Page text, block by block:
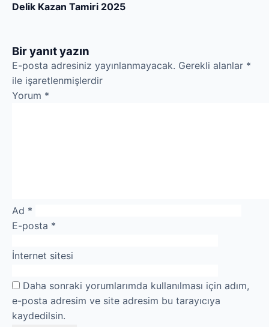
Delik Kazan Tamiri 2025
Bir yanıt yazın
E-posta adresiniz yayınlanmayacak. Gerekli alanlar *
ile işaretlenmişlerdir
Yorum *
Ad *
E-posta *
İnternet sitesi
Daha sonraki yorumlarımda kullanılması için adım,
e-posta adresim ve site adresim bu tarayıcıya
kaydedilsin.